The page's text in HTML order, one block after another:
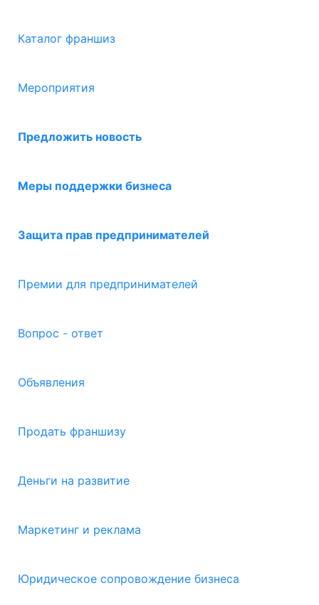
Каталог франшиз
Мероприятия
Предложить новость
Меры поддержки бизнеса
Защита прав предпринимателей
Премии для предпринимателей
Вопрос - ответ
Объявления
Продать франшизу
Деньги на развитие
Маркетинг и реклама
Юридическое сопровождение бизнеса